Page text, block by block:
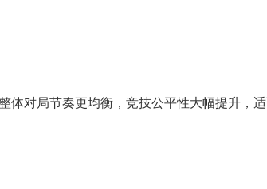
体对局节奏更均衡，竞技公平性大幅提升，